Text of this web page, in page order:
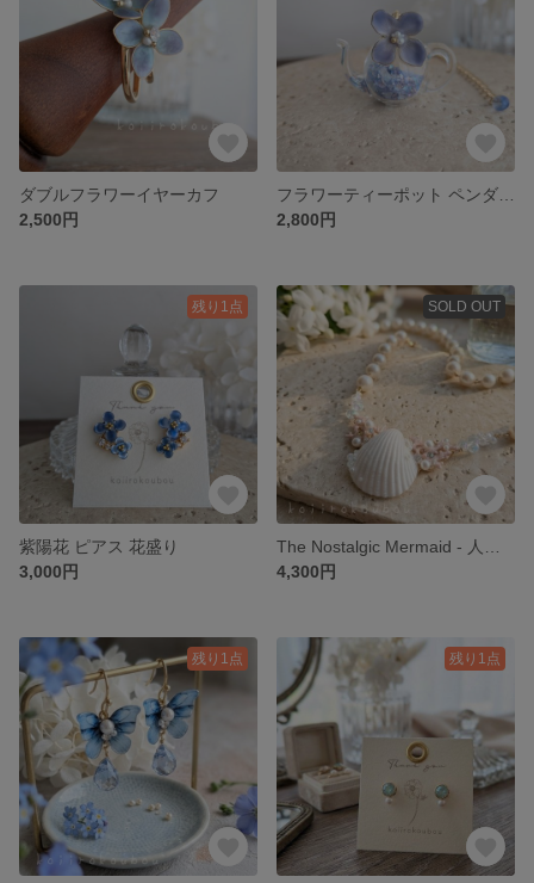
ダブルフラワーイヤーカフ
2,500円
2,800円
残り1点
紫陽花 ピアス 花盛り
3,000円
SOLD OUT
4,300円
残り1点 残り1点